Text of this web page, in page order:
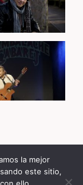
la mejor
este sitio,